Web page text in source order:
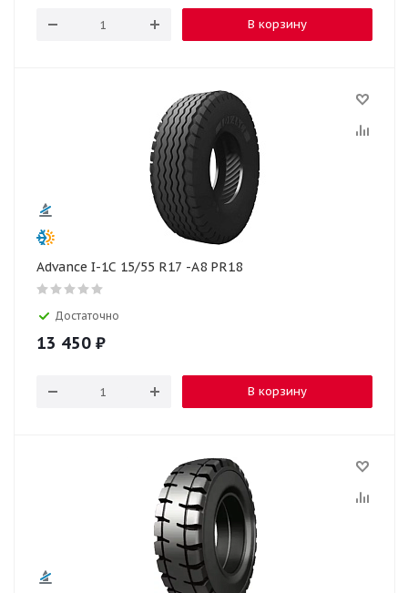
В корзину
Advance I-1C 15/55 R17 -A8 PR18
Достаточно
13 450 ₽
В корзину